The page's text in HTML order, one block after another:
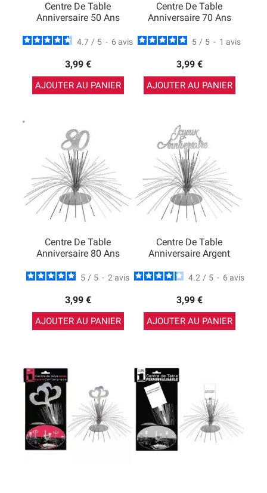
Centre De Table
Anniversaire 50 Ans
4.7 / 5 - 6 avis
3,99 €
AJOUTER AU PANIER
Centre De Table
Anniversaire 70 Ans
5 / 5 - 1 avis
3,99 €
AJOUTER AU PANIER
Centre De Table
Anniversaire 80 Ans
5 / 5 - 2 avis
3,99 €
AJOUTER AU PANIER
Centre De Table
Anniversaire Argent
4.2 / 5 - 6 avis
3,99 €
AJOUTER AU PANIER